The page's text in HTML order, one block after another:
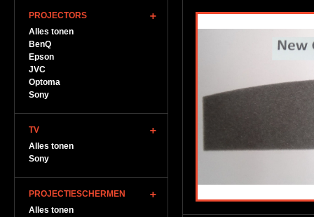
PROJECTORS
Alles tonen
BenQ
Epson
JVC
Optoma
Sony
TV
Alles tonen
Sony
PROJECTIESCHERMEN
Alles tonen